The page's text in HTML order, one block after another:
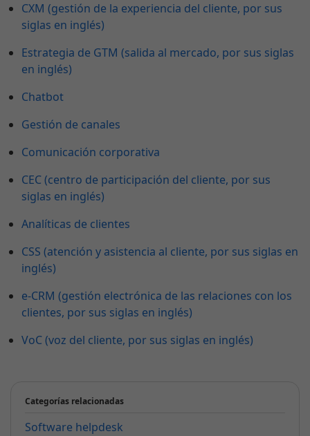
CXM (gestión de la experiencia del cliente, por sus
siglas en inglés)
Estrategia de GTM (salida al mercado, por sus siglas
en inglés)
Chatbot
Gestión de canales
Comunicación corporativa
CEC (centro de participación del cliente, por sus
siglas en inglés)
Analíticas de clientes
CSS (atención y asistencia al cliente, por sus siglas en
inglés)
e-CRM (gestión electrónica de las relaciones con los
clientes, por sus siglas en inglés)
VoC (voz del cliente, por sus siglas en inglés)
Categorías relacionadas
Software helpdesk